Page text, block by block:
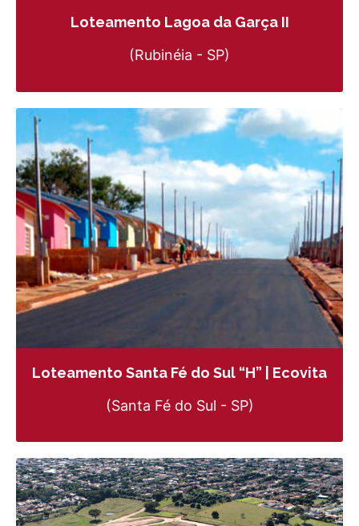
Loteamento Lagoa da Garça II
(Rubinéia - SP)
Loteamento Santa Fé do Sul “H” | Ecovita
(Santa Fé do Sul - SP)